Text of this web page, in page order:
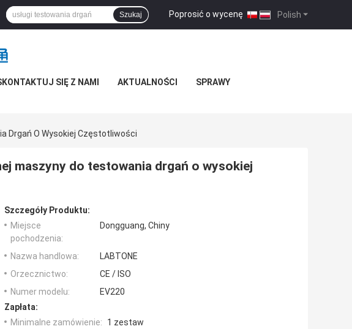
Polish
Poprosić o wycenę |
Szukaj
SIĘ Z NAMI AKTUALNOŚCI SPRAWY
Drgań O Wysokiej Częstotliwości
maszyny do testowania drgań o wysokiej
Szczegóły Produktu:
Miejsce
pochodzenia:
Dongguang, Chiny
Nazwa handlowa:
LABTONE
Orzecznictwo:
CE / ISO
Numer modelu:
EV220
Zapłata:
Minimalne zamówienie:
1 zestaw